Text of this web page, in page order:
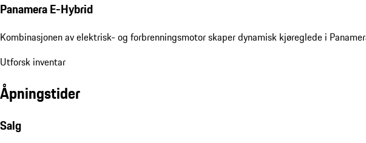
Panamera E-Hybrid
Kombinasjonen av elektrisk- og forbrenningsmotor skaper dynamisk kjøreglede i
Utforsk inventar
Åpningstider
Salg